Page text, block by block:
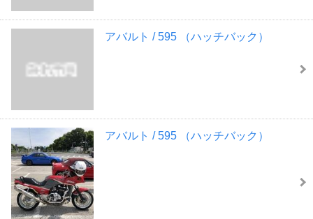
アバルト / 595 （ハッチバック）
アバルト / 595 （ハッチバック）